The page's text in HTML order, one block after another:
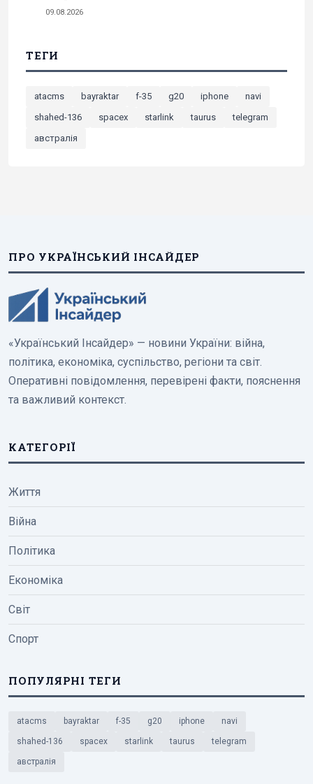
09.08.2026
ТЕГИ
atacms bayraktar f-35 g20 iphone
navi
shahed-136
spacex starlink taurus
telegram
австралія
ПРО УКРАЇНСЬКИЙ ІНСАЙДЕР
«Український Інсайдер» — новини України: війна,
політика, економіка, суспільство, регіони та світ.
Оперативні повідомлення, перевірені факти, пояснення
та важливий контекст.
КАТЕГОРІЇ
Життя
Війна
Політика
Економіка
Світ
Спорт
ПОПУЛЯРНІ ТЕГИ
atacms bayraktar f-35 g20 iphone navi
shahed-136 spacex starlink taurus telegram
австралія